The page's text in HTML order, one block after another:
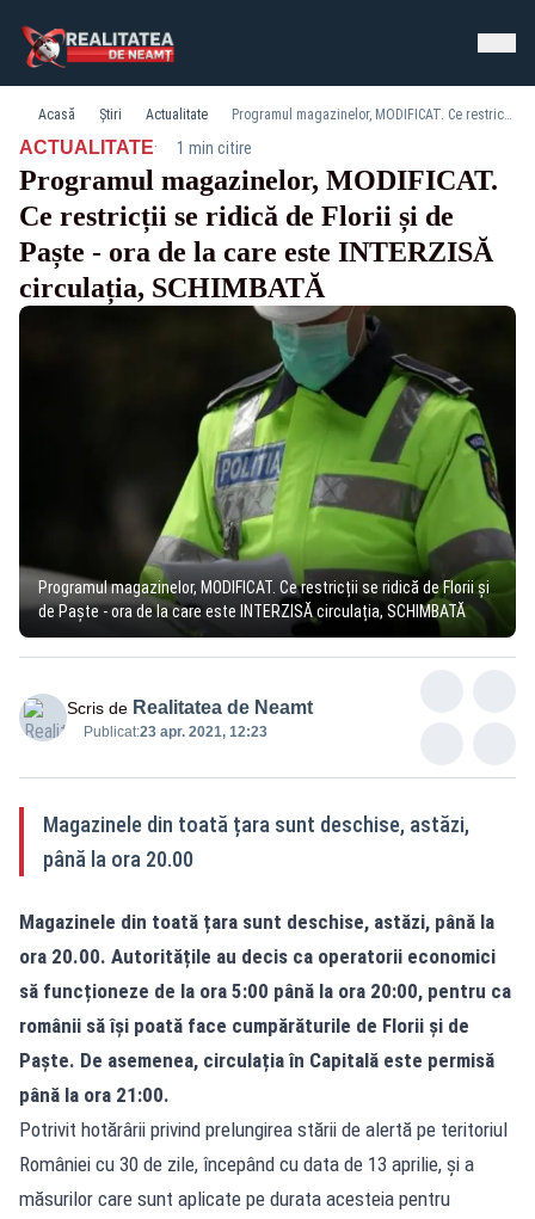
Acasă Știri Actualitate Programul magazinelor, MODIFICAT. Ce restricții se ridică de Florii și de Paște - ora de la care este INTERZISĂ circulația, SCHIMBATĂ
ACTUALITATE· 1 min citire
Programul magazinelor, MODIFICAT.
Ce restricții se ridică de Florii și de
Paște - ora de la care este INTERZISĂ
circulația, SCHIMBATĂ
Programul magazinelor, MODIFICAT. Ce restricții se ridică de Florii și
de Paște - ora de la care este INTERZISĂ circulația, SCHIMBATĂ
Scris de Realitatea de Neamt
Publicat:23 apr. 2021, 12:23
Magazinele din toată țara sunt deschise, astăzi,
până la ora 20.00
Magazinele din toată țara sunt deschise, astăzi, până la
ora 20.00. Autoritățile au decis ca operatorii economici
să funcționeze de la ora 5:00 până la ora 20:00, pentru ca
românii să își poată face cumpărăturile de Florii și de
Paște. De asemenea, circulația în Capitală este permisă
până la ora 21:00.
Potrivit hotărârii privind prelungirea stării de alertă pe teritoriul
României cu 30 de zile, începând cu data de 13 aprilie, și a
măsurilor care sunt aplicate pe durata acesteia pentru